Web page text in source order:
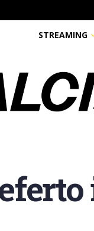
STREAMING